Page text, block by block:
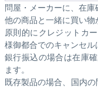
問屋・メーカーに、在庫
他の商品と一緒に買い物
原則的にクレジットカ
様御都合でのキャンセル
銀行振込の場合は在庫
ます。
既存製品の場合、国内